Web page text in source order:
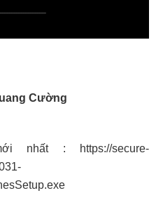
Cường
nhất : https://secure-